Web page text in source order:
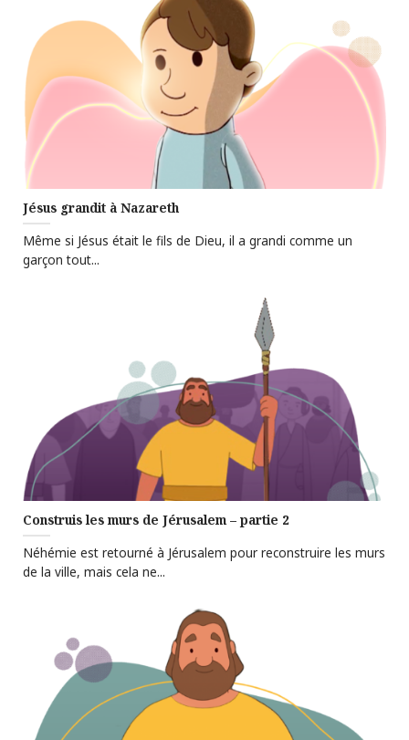
Jésus grandit à Nazareth
Même si Jésus était le fils de Dieu, il a grandi comme un
garçon tout...
Construis les murs de Jérusalem – partie 2
Néhémie est retourné à Jérusalem pour reconstruire les murs
de la ville, mais cela ne...